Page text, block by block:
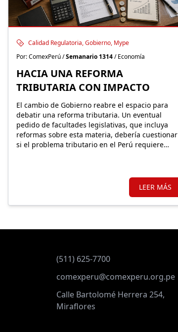
Calidad Regulatoria, Gobierno, Mype
Por: ComexPerú /Semanario 1314/ Economía
HACIA UNA REFORMA
TRIBUTARIA CON IMPACTO
El cambio de Gobierno reabre el espacio para
debatir una reforma tributaria. Un eventual
pedido de facultades legislativas, que incluya
reformas sobre esta materia, debería cuestionar
si el problema tributario en el Perú requiere
LEER MÁS
(511) 625-7700
comexperu@comexperu.org.pe
Calle Bartolomé Herrera 254,
Miraflores